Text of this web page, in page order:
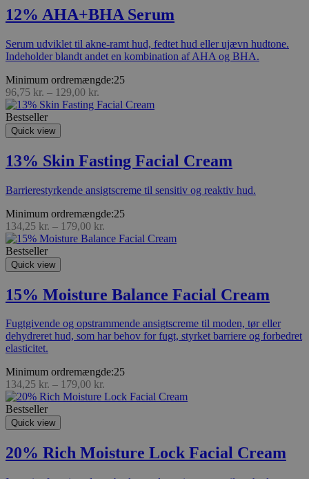
12% AHA+BHA Serum
Serum udviklet til akne-ramt hud, fedtet hud eller ujævn hudtone.
Indeholder blandt andet en kombination af AHA og BHA.
Minimum ordremængde:25
96,75 kr. – 129,00 kr.
Bestseller
Quick view
13% Skin Fasting Facial Cream
Barrierestyrkende ansigtscreme til sensitiv og reaktiv hud.
Minimum ordremængde:25
134,25 kr. – 179,00 kr.
Bestseller
Quick view
15% Moisture Balance Facial Cream
Fugtgivende og opstrammende ansigtscreme til moden, tør eller
dehydreret hud, som har behov for fugt, styrket barriere og forbedret
elasticitet.
Minimum ordremængde:25
134,25 kr. – 179,00 kr.
Bestseller
Quick view
20% Rich Moisture Lock Facial Cream